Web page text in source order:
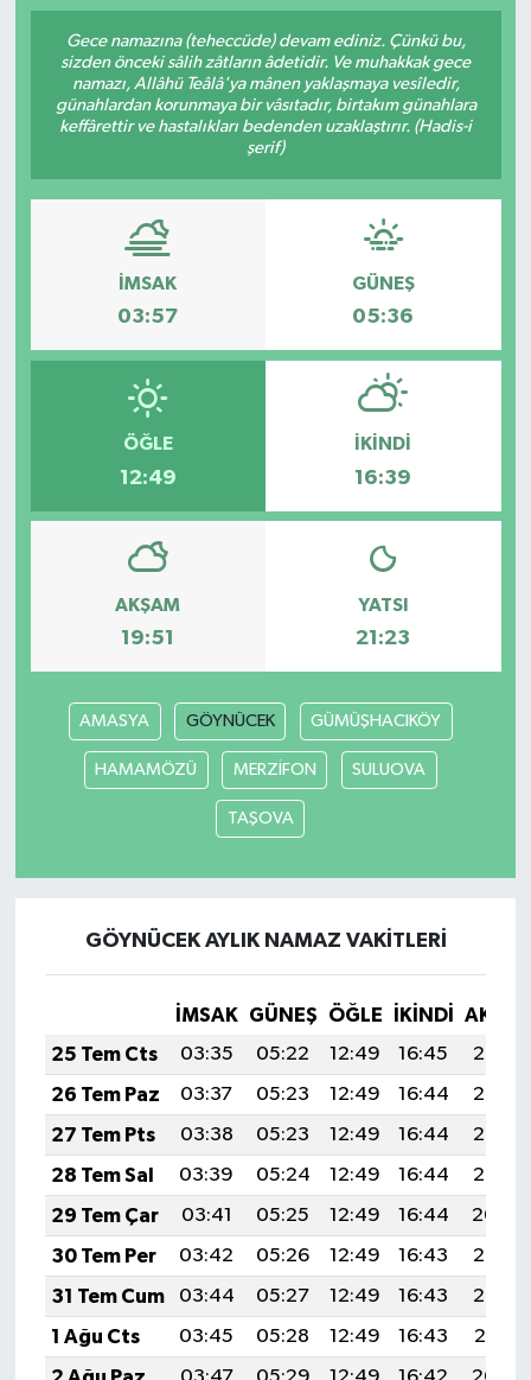
Gece namazına (teheccüde) devam ediniz. Çünkü bu,
sizden önceki sâlih zâtların âdetidir. Ve muhakkak gece
namazı, Allâhü Teâlâ'ya mânen yaklaşmaya vesîledir,
günahlardan korunmaya bir vâsıtadır, birtakım günahlara
keffârettir ve hastalıkları bedenden uzaklaştırır. (Hadis-i
şerif)
İMSAK
03:57
GÜNEŞ
05:36
ÖĞLE
12:49
İKINDI
16:39
AKŞAM
19:51
YATSI
21:23
AMASYA GÖYNÜCEK GÜMÜŞHACIKÖY
HAMAMÖZÜ MERZİFON SULUOVA
TAŞOVA
GÖYNÜCEK AYLIK NAMAZ VAKITLERI
İMSAK GÜNEŞ ÖĞLE İKINDI
25 Tem Cts
03:35 05:22 12:49 16:45
20:07
26 Tem Paz
03:37 05:23 12:49 16:44
20:06
27 Tem Pts
03:38 05:23 12:49 16:44
20:06
28 Tem Sal
03:39 05:24 12:49 16:44
20:05
29 Tem Çar
03:41 05:25 12:49 16:44
20:04
30 Tem Per
03:42 05:26 12:49 16:43
20:03
31 Tem Cum
03:44 05:27 12:49 16:43
20:02
1 Ağu Cts
03:45 05:28 12:49 16:43
20:01
İngiltere Premier Lig
Almanya Bundesliga
İngiltere Premier Lig
La Liga
Almanya Bundesliga
Fransa Ligue 1
Portekiz Ligi
TFF 1.Lig
Diğer Futbol Ligleri
Kadınlar Basketbol Ligi
Diğer Basketbol Ligleri
Formula 1
At Yarışı
Boks
Güreş
Halter
Motor Sporları
Su Sporları
Diğer Spor Dalları